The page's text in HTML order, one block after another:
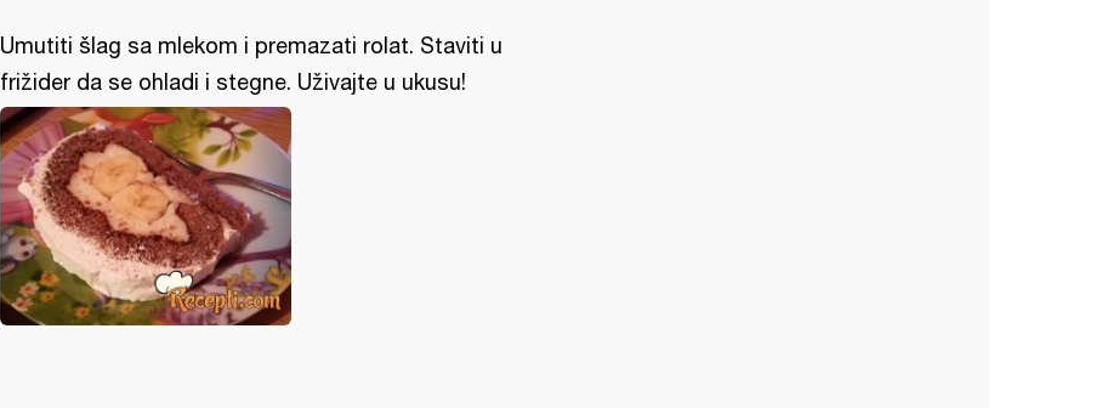
Umutiti šlag sa mlekom i premazati rolat. Staviti u
frižider da se ohladi i stegne. Uživajte u ukusu!